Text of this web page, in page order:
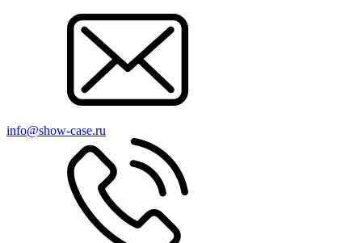
info@show-case.ru